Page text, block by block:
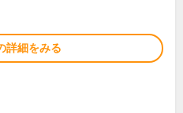
詳細をみる